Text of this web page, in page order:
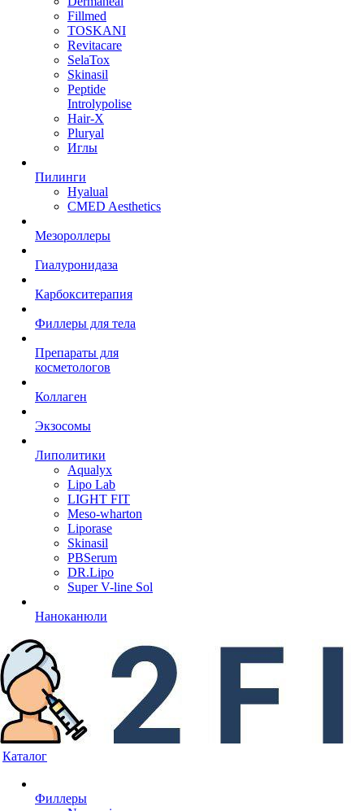
Fillmed
TOSKANI
Revitacare
SelaTox
Skinasil
Peptide
Introlypolise
Hair-X
Pluryal
Иглы
Пилинги
Hyalual
CMED Aesthetics
Мезороллеры
Гиалуронидаза
Карбокситерапия
Филлеры для тела
Препараты для
косметологов
Коллаген
Экзосомы
Липолитики
Aqualyx
Lipo Lab
LIGHT FIT
Meso-wharton
Liporase
Skinasil
PBSerum
DR.Lipo
Super V-line Sol
Наноканюли
Каталог
Филлеры